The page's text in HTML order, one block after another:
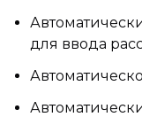
для ввода